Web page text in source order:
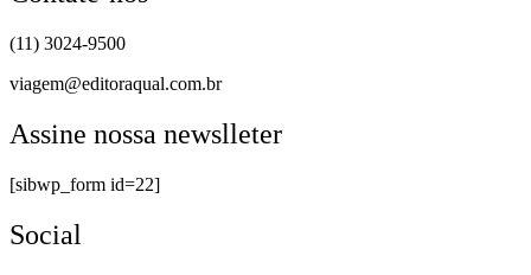
(11) 3024-9500
viagem@editoraqual.com.br
Assine nossa newslleter
[sibwp_form id=22]
Social